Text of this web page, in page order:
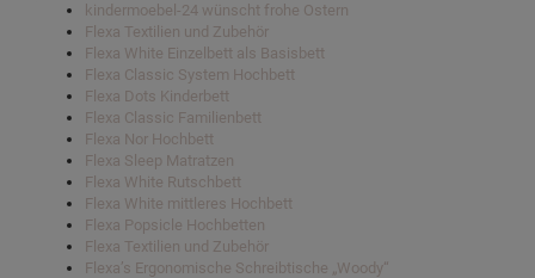
kindermoebel-24 wünscht frohe Ostern
Flexa Textilien und Zubehör
Flexa White Einzelbett als Basisbett
Flexa Classic System Hochbett
Flexa Dots Kinderbett
Flexa Classic Familienbett
Flexa Nor Hochbett
Flexa Sleep Matratzen
Flexa White Rutschbett
Flexa White mittleres Hochbett
Flexa Popsicle Hochbetten
Flexa Textilien und Zubehör
Flexa’s Ergonomische Schreibtische „Woody“